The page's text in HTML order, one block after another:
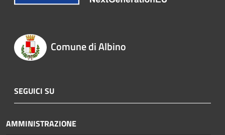
Comune di Albino
SEGUICI SU
AMMINISTRAZIONE